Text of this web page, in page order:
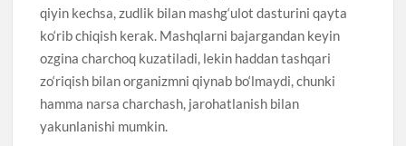
qiyin kechsa, zudlik bilan mashg‘ulot dasturini qayta
ko‘rib chiqish kerak. Mashqlarni bajargandan keyin
ozgina charchoq kuzatiladi, lekin haddan tashqari
zo‘riqish bilan organizmni qiynab bo‘lmaydi, chunki
hamma narsa charchash, jarohatlanish bilan
yakunlanishi mumkin.